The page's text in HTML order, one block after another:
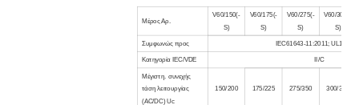
Μέρος Αρ.
V60/150(-
S)
V60/175(-
S)
V60/275(-
S)
V60/300(-
S)
Συμφωνώς προς IEC61643-11:2011; UL1449-
Κατηγορία IEC/VDE II/C
Μέγιστη. συνεχής
τάση λειτουργίας
(AC/DC) Uc
150/200 175/225 275/350 300/385